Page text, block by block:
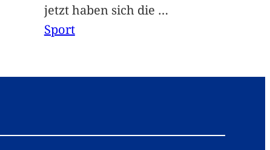
jetzt haben sich die …
Sport